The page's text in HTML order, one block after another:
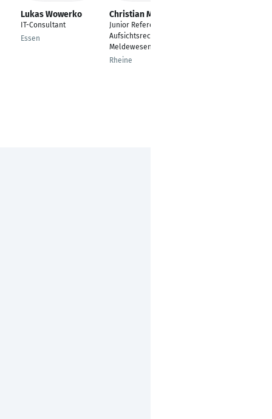
Lukas Wowerko
IT-Consultant
Essen
Christian Mertens
Junior Referent
Aufsichtsrechtliches
Meldewesen
Rheine